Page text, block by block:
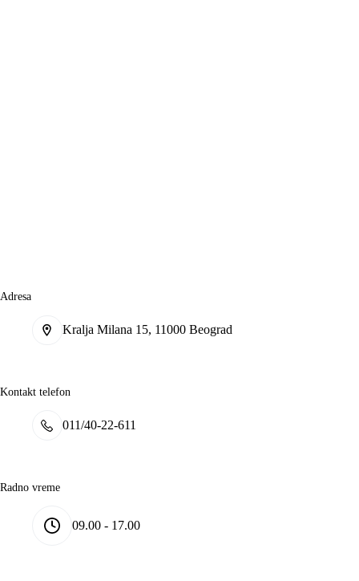
Adresa
Kralja Milana 15, 11000 Beograd
Kontakt telefon
011/40-22-611
Radno vreme
09.00 - 17.00